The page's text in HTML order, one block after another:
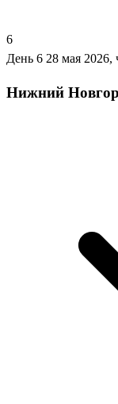
6
День 6 28 мая 2026,
Нижний